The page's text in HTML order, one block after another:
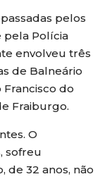
pelos
pela Polícia
envolveu três
de Balneário
Francisco do
Fraiburgo.
O
sofreu
de 32 anos, não